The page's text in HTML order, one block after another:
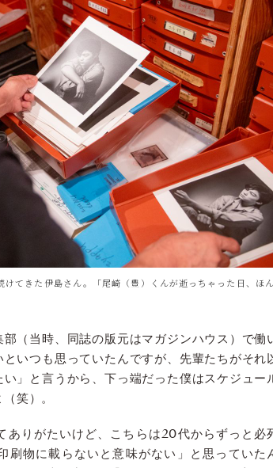
てきた伊島さん。「尾崎（豊）くんが逝っちゃった日、ほ
（当時、同誌の版元はマガジンハウス）で働
いつも思っていたんですが、先輩たちがそれ
い」と言うから、下っ端だった僕はスケジュー
笑）。
ありがたいけど、こちらは20代からずっと必
刷物に載らないと意味がない」と思っていた